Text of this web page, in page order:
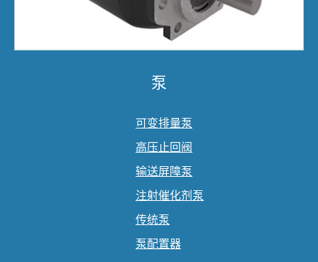
泵
可变排量泵
高压止回阀
输送屏障泵
注射催化剂泵
传统泵
泵配置器